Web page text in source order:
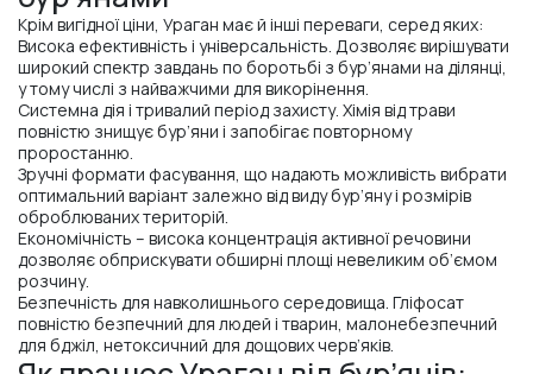
Крім вигідної ціни, Ураган має й інші переваги, серед яких:
Висока ефективність і універсальність. Дозволяє вирішувати
широкий спектр завдань по боротьбі з бур’янами на ділянці,
у тому числі з найважчими для викорінення.
Системна дія і тривалий період захисту. Хімія від трави
повністю знищує бур’яни і запобігає повторному
проростанню.
Зручні формати фасування, що надають можливість вибрати
оптимальний варіант залежно від виду бур’яну і розмірів
оброблюваних територій.
Економічність – висока концентрація активної речовини
дозволяє обприскувати обширні площі невеликим об’ємом
розчину.
Безпечність для навколишнього середовища. Гліфосат
повністю безпечний для людей і тварин, малонебезпечний
для бджіл, нетоксичний для дощових черв’яків.